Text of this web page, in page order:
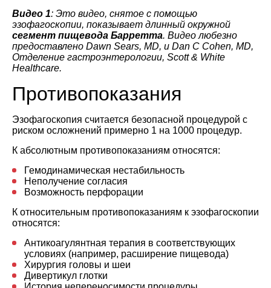
Видео 1: Это видео, снятое с помощью
эзофагоскопии, показывает длинный окружной
сегмент пищевода Барретта. Видео любезно
предоставлено Dawn Sears, MD, и Dan C Cohen, MD,
Отделение гастроэнтерологии, Scott & White
Healthcare.
Противопоказания
Эзофагоскопия считается безопасной процедурой с
риском осложнений примерно 1 на 1000 процедур.
К абсолютным противопоказаниям относятся:
Гемодинамическая нестабильность
Неполучение согласия
Возможность перфорации
К относительным противопоказаниям к эзофагоскопии
относятся:
Антикоагулянтная терапия в соответствующих
условиях (например, расширение пищевода)
Хирургия головы и шеи
Дивертикул глотки